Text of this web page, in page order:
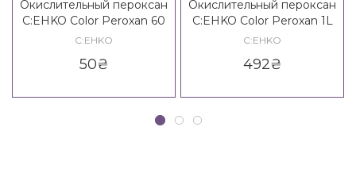
Окислительный пероксан
C:EHKO Color Peroxan 60
ml
C:EHKO
50₴
Окислительный пероксан
C:EHKO Color Peroxan 1L
C:EHKO
492₴